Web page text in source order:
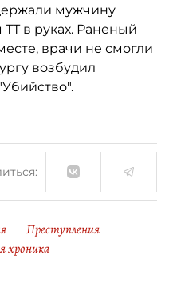
мужчину
в руках. Раненый
врачи не смогли
возбудил
Преступления
хроника